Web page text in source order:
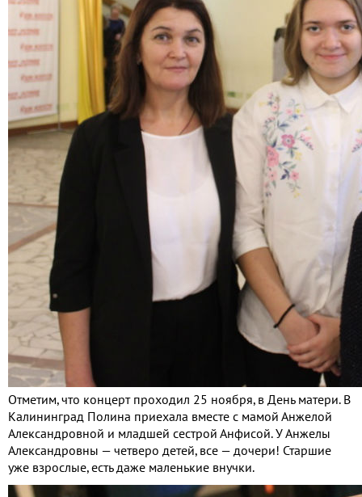
Отметим, что концерт проходил 25 ноября, в День матери. В
Калининград Полина приехала вместе с мамой Анжелой
Александровной и младшей сестрой Анфисой. У Анжелы
Александровны — четверо детей, все — дочери! Старшие
уже взрослые, есть даже маленькие внучки.